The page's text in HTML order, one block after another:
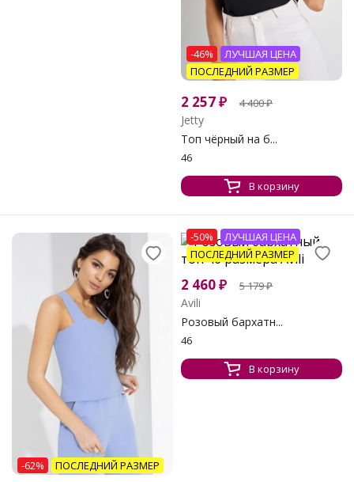
-46%
ЛУЧШАЯ ЦЕНА
ПОСЛЕДНИЙ РАЗМЕР
2 257₽ 4 400₽
Jetty
Топ чёрный на б...
46
В корзину
-62% ПОСЛЕДНИЙ РАЗМЕР
-50%
ЛУЧШАЯ ЦЕНА
ПОСЛЕДНИЙ РАЗМЕР
2 460₽ 5 179₽
Avili
Розовый бархатн...
46
В корзину